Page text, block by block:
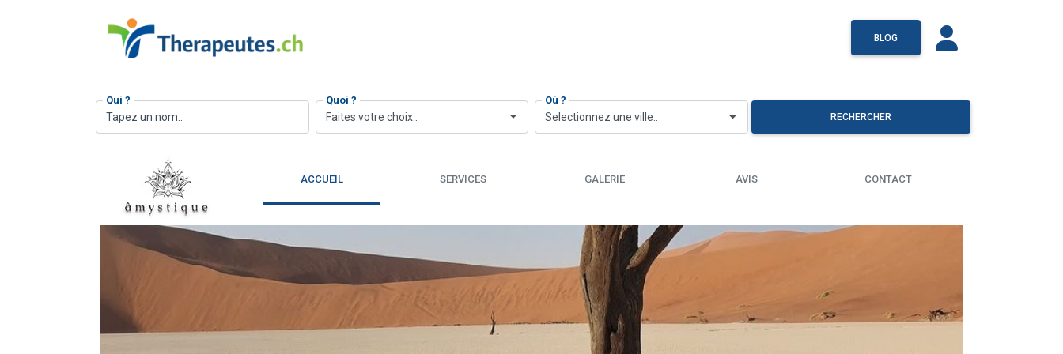
BLOG
Qui ? Quoi ?
Faites votre choix..
Où ?
Selectionnez une ville.. RECHERCHER
ACCUEIL SERVICES GALERIE AVIS CONTACT